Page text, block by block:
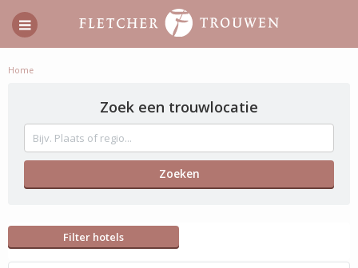
Home
Zoek een trouwlocatie
Filter hotels